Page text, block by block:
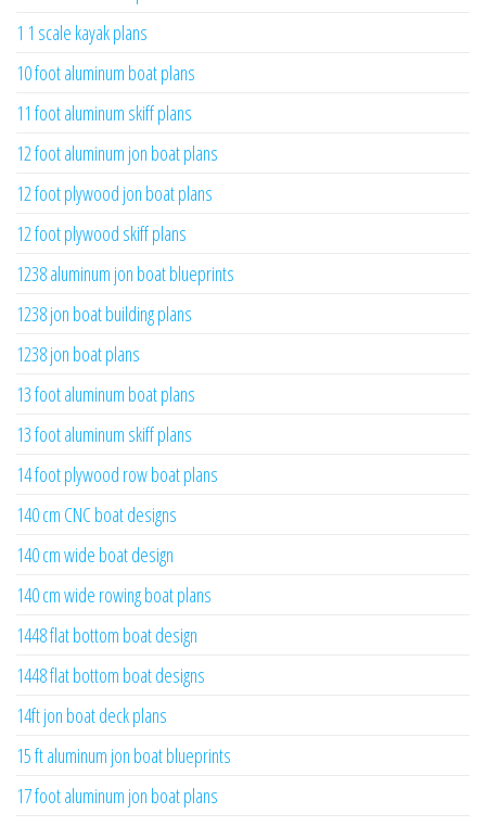
1 1 scale kayak plans
10 foot aluminum boat plans
11 foot aluminum skiff plans
12 foot aluminum jon boat plans
12 foot plywood jon boat plans
12 foot plywood skiff plans
1238 aluminum jon boat blueprints
1238 jon boat building plans
1238 jon boat plans
13 foot aluminum boat plans
13 foot aluminum skiff plans
14 foot plywood row boat plans
140 cm CNC boat designs
140 cm wide boat design
140 cm wide rowing boat plans
1448 flat bottom boat design
1448 flat bottom boat designs
14ft jon boat deck plans
15 ft aluminum jon boat blueprints
17 foot aluminum jon boat plans